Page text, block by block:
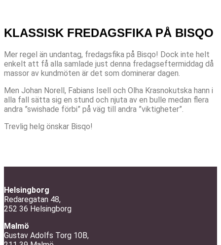
KLASSISK FREDAGSFIKA PÅ BISQO
Mer regel än undantag, fredagsfika på Bisqo! Dock inte helt
enkelt att få alla samlade just denna fredagseftermiddag då
massor av kundmöten är det som dominerar dagen.
Men Johan Norell, Fabians Isell och Olha Krasnokutska hann i
alla fall sätta sig en stund och njuta av en bulle medan flera
andra ”swishade förbi” på väg till andra ”viktigheter”.
Trevlig helg önskar Bisqo!
Helsingborg
Redaregatan 48,
252 36 Helsingborg
Malmö
Gustav Adolfs Torg 10B,